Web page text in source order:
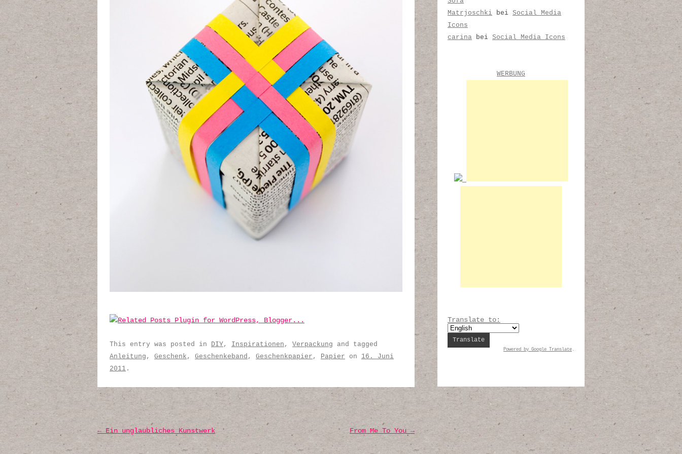
This entry was posted in DIY, Inspirationen , Verpackung and tagged
Anleitung , Geschenk , Geschenkeband , Geschenkpapier , Papier on 16. Juni
2011 .
Post navigation
←Ein unglaubliches Kunstwerk From Me To You →
Matrjoschki bei Social Media
Icons
carina bei Social Media Icons
WERBUNG
Translate to:
Powered by Google Translate .